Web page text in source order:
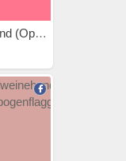
Schweinehund (Opa)